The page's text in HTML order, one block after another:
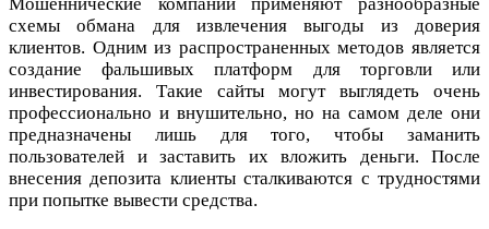
Мошеннические компании применяют разнообразные
схемы обмана для извлечения выгоды из доверия
клиентов. Одним из распространенных методов является
создание фальшивых платформ для торговли или
инвестирования. Такие сайты могут выглядеть очень
профессионально и внушительно, но на самом деле они
предназначены лишь для того, чтобы заманить
пользователей и заставить их вложить деньги. После
внесения депозита клиенты сталкиваются с трудностями
при попытке вывести средства.